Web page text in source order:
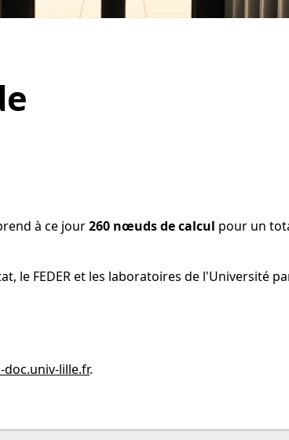
à ce jour260 nœuds de calcul pour un
le FEDER et les laboratoires de l'Université
doc.univ-lille.fr.